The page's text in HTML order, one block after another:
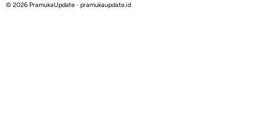
© 2026 PramukaUpdate · pramukaupdate.id